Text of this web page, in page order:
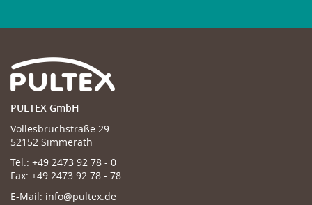
PULTEX GmbH
Völlesbruchstraße 29
52152 Simmerath
Tel.: +49 2473 92 78 - 0
Fax: +49 2473 92 78 - 78
E-Mail: info@pultex.de